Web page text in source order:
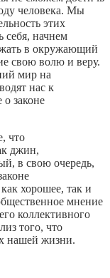
человека. Мы
этих
себя, начнем
в окружающий
свою волю и веру.
мир на
нас к
законе
что
джин,
в свою очередь,
хорошее, так и
мнение
коллективного
того, что
нашей жизни.